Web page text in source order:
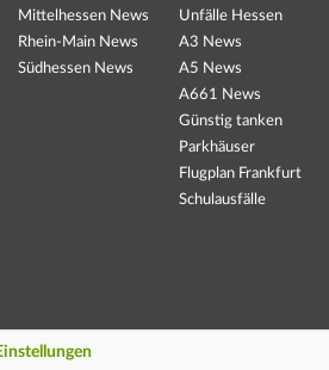
Mittelhessen News
Rhein-Main News
Südhessen News
Unfälle Hessen
A3 News
A5 News
A661 News
Günstig tanken
Parkhäuser
Flugplan Frankfurt
Schulausfälle